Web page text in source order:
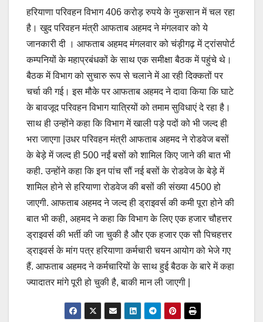
हरियाणा परिवहन विभाग 406 करोड़ रुपये के नुकसान में चल रहा
है। खुद परिवहन मंत्री आफताब अहमद ने मंगलवार को ये
जानकारी दी । आफताब अहमद मंगलवार को चंड़ीगढ़ में ट्रांसपोर्ट
कम्पनियों के महाप्रबंधकों के साथ एक समीक्षा बैठक में पहुंचे थे।
बैठक में विभाग को सुचारु रूप से चलाने में आ रही दिक्कतों पर
चर्चा की गई। इस मौके पर आफताब अहमद ने दावा किया कि घाटे
के बावजूद परिवहन विभाग यात्रियों को तमाम सुविधाएं दे रहा है।
साथ ही उन्होंने कहा कि विभाग में खाली पड़े पदों को भी जल्द ही
भरा जाएगा |उधर परिवहन मंत्री आफताब अहमद ने रोडवेज बसों
के बेड़े में जल्द ही 500 नईं बसों को शामिल किए जाने की बात भी
कही. उन्होंने कहा कि इन पांच सौं नई बसों के रोडवेज के बेड़े में
शामिल होने से हरियाणा रोडवेज की बसों की संख्या 4500 हो
जाएगी. आफताब अहमद ने जल्द ही ड्राइवर्स की कमी पूरा होने की
बात भी कही, अहमद ने कहा कि विभाग के लिए एक हजार चौहत्तर
ड्राइवर्स की भर्ती की जा चुकी है और एक हजार एक सौ पिचहत्तर
ड्राइवर्स के मांग पत्र हरियाणा कर्मचारी चयन आयोग को भेजे गए
हैं. आफताब अहमद ने कर्मचारियों के साथ हुई बैठक के बारे में कहा
ज्यादातर मांगे पूरी हो चुकी है, बाकी मान ली जाएगी |